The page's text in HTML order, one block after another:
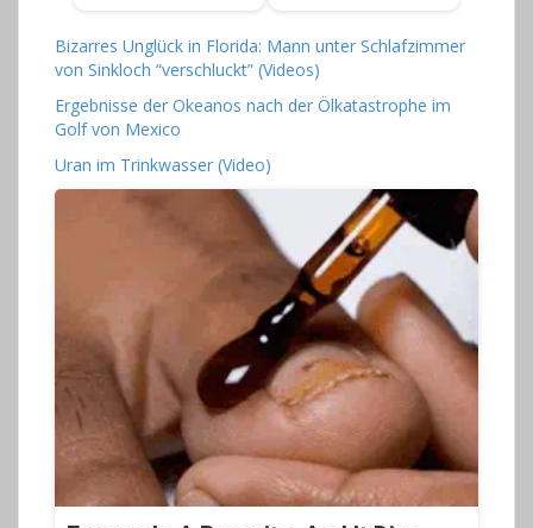
Bizarres Unglück in Florida: Mann unter Schlafzimmer
von Sinkloch “verschluckt” (Videos)
Ergebnisse der Okeanos nach der Ölkatastrophe im
Golf von Mexico
Uran im Trinkwasser (Video)